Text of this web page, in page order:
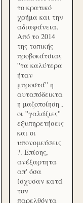
το κρατικό
χρήμα και την
αδιαφάνεια.
Από το 2014
της τοπικής
προβοκάτσιας
''τα καλύτερα
ήταν
μπροστά'' η
αυταπόδεικτα
η μαζοποίηση ,
οι ''γαλάζιες''
εξυπηρετήσεις
και οι
υπονομεύσεις
?. Επίσης,
ανέξαρτητα
απ' όσα
ίσχυσαν κατά
τον
παρελθόντα